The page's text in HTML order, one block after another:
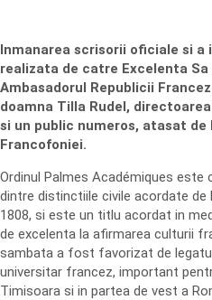
Inmanarea scrisorii oficiale si
realizata de catre Excelenta Sa
Ambasadorul Republicii
doamna Tilla Rudel,
si un public numeros, atasat
Francofoniei.
Ordinul Palmes Académiques este
dintre distinctiile civile acordate
1808, si este un titlu acordat in
de excelenta la afirmarea culturii
sambata a fost favorizat de
universitar francez, important
Timisoara si in partea de vest a